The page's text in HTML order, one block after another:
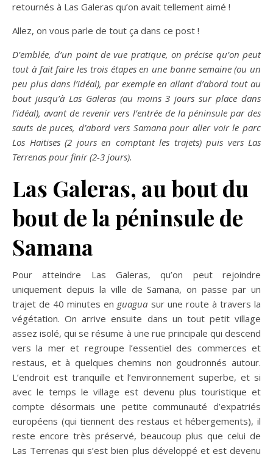
retournés à Las Galeras qu’on avait tellement aimé !
Allez, on vous parle de tout ça dans ce post !
D’emblée, d’un point de vue pratique, on précise qu’on peut
tout à fait faire les trois étapes en une bonne semaine (ou un
peu plus dans l’idéal), par exemple en allant d’abord tout au
bout jusqu’à Las Galeras (au moins 3 jours sur place dans
l’idéal), avant de revenir vers l’entrée de la péninsule par des
sauts de puces, d’abord vers Samana pour aller voir le parc
Los Haitises (2 jours en comptant les trajets) puis vers Las
Terrenas pour finir (2-3 jours).
Las Galeras, au bout du
bout de la péninsule de
Samana
Pour atteindre Las Galeras, qu’on peut rejoindre
uniquement depuis la ville de Samana, on passe par un
trajet de 40 minutes en guagua sur une route à travers la
végétation. On arrive ensuite dans un tout petit village
assez isolé, qui se résume à une rue principale qui descend
vers la mer et regroupe l’essentiel des commerces et
restaus, et à quelques chemins non goudronnés autour.
L’endroit est tranquille et l’environnement superbe, et si
avec le temps le village est devenu plus touristique et
compte désormais une petite communauté d’expatriés
européens (qui tiennent des restaus et hébergements), il
reste encore très préservé, beaucoup plus que celui de
Las Terrenas qui s’est bien plus développé et est devenu